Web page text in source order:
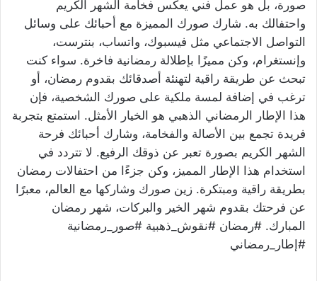
صورة، بل هو عمل فني يعكس فخامة الشهر الكريم
واحتفالك به. شارك صورك المميزة مع أحبائك على وسائل
التواصل الاجتماعي مثل فيسبوك، واتساب، بنترست،
وإنستغرام، وكن مميزًا بإطلالة رمضانية فاخرة. سواء كنت
تبحث عن طريقة راقية لتهنئة أصدقائك بقدوم رمضان، أو
ترغب في إضافة لمسة ملكية على صورك الشخصية، فإن
هذا الإطار الرمضاني الذهبي هو الخيار الأمثل. استمتع بتجربة
فريدة تجمع بين الأصالة والفخامة، وشارك أحبائك فرحة
الشهر الكريم بصورة تعبر عن ذوقك الرفيع. لا تتردد في
استخدام هذا الإطار المميز، وكن جزءًا من احتفالات رمضان
بطريقة راقية ومبتكرة. زين صورك وشاركها مع العالم، معبرًا
عن فرحتك بقدوم شهر الخير والبركات، شهر رمضان
المبارك. #رمضان #نقوش_ذهبية #صور_رمضانية
#إطار_رمضاني